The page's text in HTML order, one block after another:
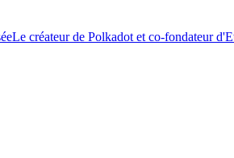
Le créateur de Polkadot et co-fondateur